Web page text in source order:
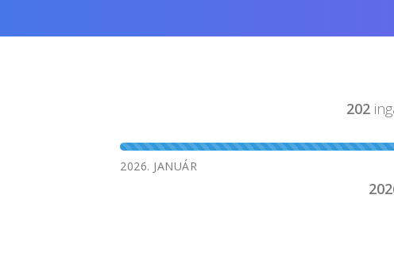
202
2026. JANUÁR